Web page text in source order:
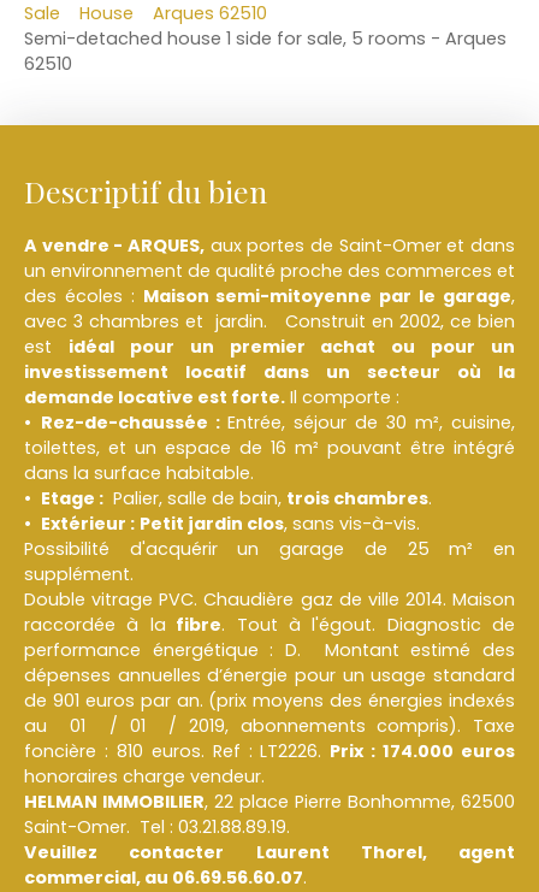
Sale House
Arques 62510
Semi-detached house 1 side for sale, 5 rooms - Arques
62510
Descriptif du bien
A vendre - ARQUES, aux portes de Saint-Omer et dans
un environnement de qualité proche des commerces et
des écoles : Maison semi-mitoyenne par le garage,
avec 3 chambres et jardin. Construit en 2002, ce bien
est idéal pour un premier achat ou pour un
investissement locatif dans un secteur où la
demande locative est forte. Il comporte :
Rez-de-chaussée :Entrée, séjour de 30 m², cuisine,
toilettes, et un espace de 16 m² pouvant être intégré
dans la surface habitable.
Etage : Palier, salle de bain, trois chambres.
Extérieur : Petit jardin clos, sans vis-à-vis.
Possibilité d'acquérir un garage de 25 m² en
supplément.
Double vitrage PVC. Chaudière gaz de ville 2014. Maison
raccordée à la fibre. Tout à l'égout. Diagnostic de
performance énergétique : D. Montant estimé des
dépenses annuelles d’énergie pour un usage standard
de 901 euros par an. (prix moyens des énergies indexés
au 01 / 01 / 2019, abonnements compris). Taxe
foncière : 810 euros. Ref : LT2226. Prix : 174.000 euros
honoraires charge vendeur.
HELMAN IMMOBILIER, 22 place Pierre Bonhomme, 62500
Saint-Omer. Tel : 03.21.88.89.19.
Veuillez contacter Laurent Thorel, agent
commercial, au 06.69.56.60.07.